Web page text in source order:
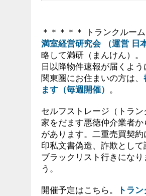
＊＊＊＊＊ トランクルー
満室経営研究会 （運営 日
略して満研（まんけん）
日以降物件速報が届くよう
関東圏にお住まいの方は、
ます（毎週開催） 。
セルフストレージ（トラ
家をだます悪徳仲介業者
があります。二重売買契
印私文書偽造、詐欺とし
ブラックリスト行きにな
う。
開催予定はこちら。
トラ